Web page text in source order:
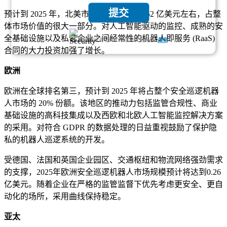
提交
我们保证对您的个人信息完全保密.隐私
预计到 2025 年，北美市场规模将达到 0.52 亿美元左右，占整
体市场价值的很大一部分。对人工智能驱动的监控、成熟的安
全基础设施以及私营企业之间经常性的机器人即服务 (RaaS)
合同的大力投资加强了增长。
欧洲
欧洲在全球排名第三，预计到 2025 年将占整个安全巡逻机器
人市场的 20% 份额。该地区的推动力包括监管合规性、商业
基础设施的高科技集成以及西欧和北欧人工智能监控解决方案
的采用。对符合 GDPR 的数据处理的日益重视鼓励了保护隐
私的机器人巡逻系统的开发。
受德国、法国和英国企业园区、交通枢纽和物流网络强劲需求
的支撑，2025年欧洲安全巡逻机器人市场规模预计将达到0.26
亿美元。随着企业在严格的监管监督下优先考虑更安全、更自
动化的场所，采用曲线保持稳定。
亚太